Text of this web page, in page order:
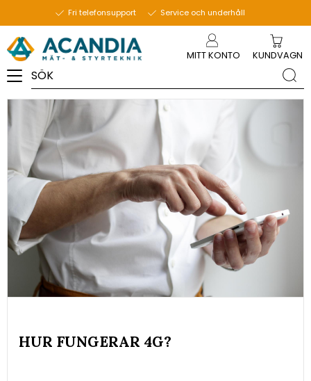
Fri telefonsupport Service och underhåll
MITT KONTO KUNDVAGN
HUR FUNGERAR 4G?